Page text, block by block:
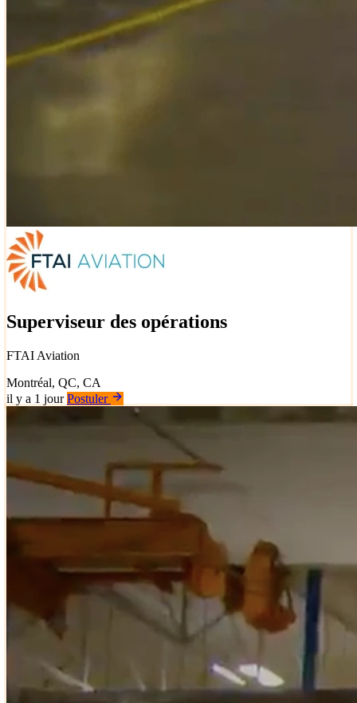
Superviseur des opérations
FTAI Aviation
Montréal, QC, CA
il y a 1 jour Postuler